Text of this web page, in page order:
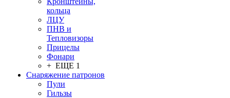
кольца
ЛЦУ
ПНВ и
Тепловизоры
Прицелы
Фонари
+ ЕЩЕ 1
Снаряжение патронов
Пули
Гильзы